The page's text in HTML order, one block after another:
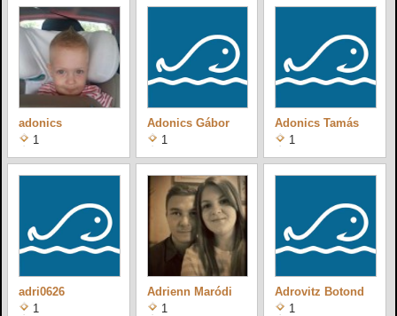
adonics
1
Adonics Gábor
1
Adonics Tamás
1
adri0626
1
Adrienn Maródi
1
Adrovitz Botond
1